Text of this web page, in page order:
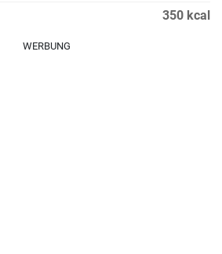
350 kcal
WERBUNG